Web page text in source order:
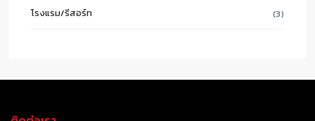
โรงแรม/รีสอร์ท (3)